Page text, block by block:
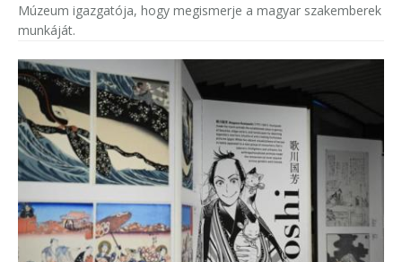
Múzeum igazgatója, hogy megismerje a magyar szakemberek
munkáját.